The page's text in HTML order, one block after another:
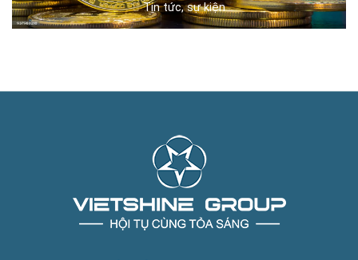
Tin tức, sự kiện